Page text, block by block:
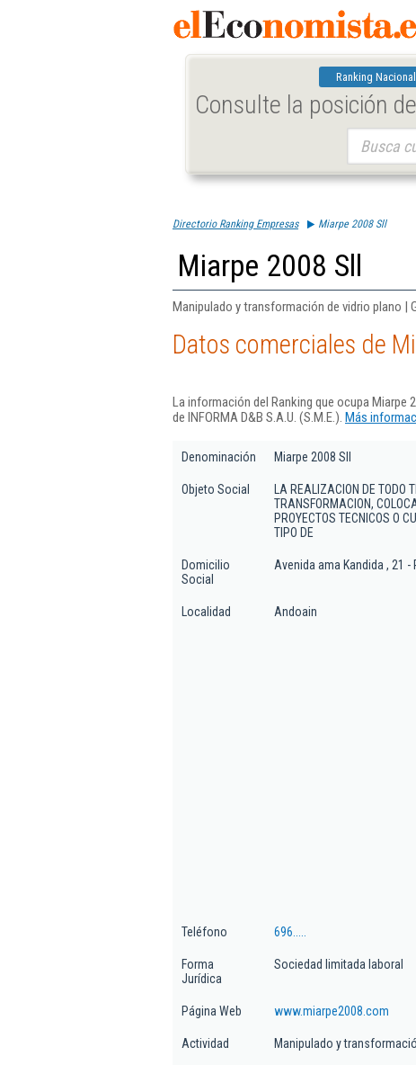
Ranking
Consulte la posición
Directorio Ranking Empresas Miarpe 2008 Sll
Miarpe 2008 Sll
Manipulado y transformación de vidrio plano |
Datos comerciales de
La información del Ranking que ocupa Miarpe
de INFORMA D&B S.A.U. (S.M.E.). Más
Denominación Miarpe 2008 Sll
Objeto Social
LA REALIZACION DE TODO
TRANSFORMACION,
PROYECTOS TECNICOS O
TIPO DE
Domicilio
Social
Avenida ama Kandida , 21 -
Localidad Andoain
Teléfono 696.....
Forma
Jurídica
Sociedad limitada laboral
Página Web www.miarpe2008.com
Actividad Manipulado y